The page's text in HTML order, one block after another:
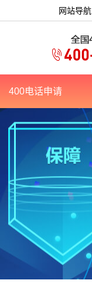
网站导航
400电话申请